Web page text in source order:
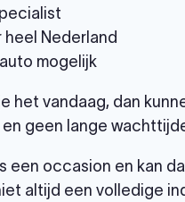
Nederland
mogelijk
het vandaag, dan
geen lange
een occasion en kan
altijd een volledige